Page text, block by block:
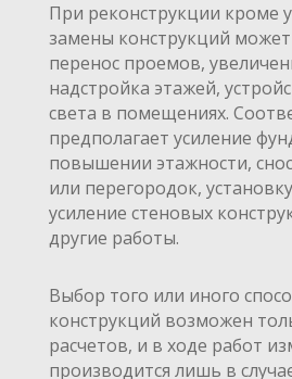
При реконструкции кроме
замены конструкций
перенос проемов,
надстройка этажей,
света в помещениях.
предполагает усиление
повышении этажности,
или перегородок,
усиление стеновых
другие работы.
Выбор того или иного
конструкций возможен
расчетов, и в ходе работ
производится лишь в